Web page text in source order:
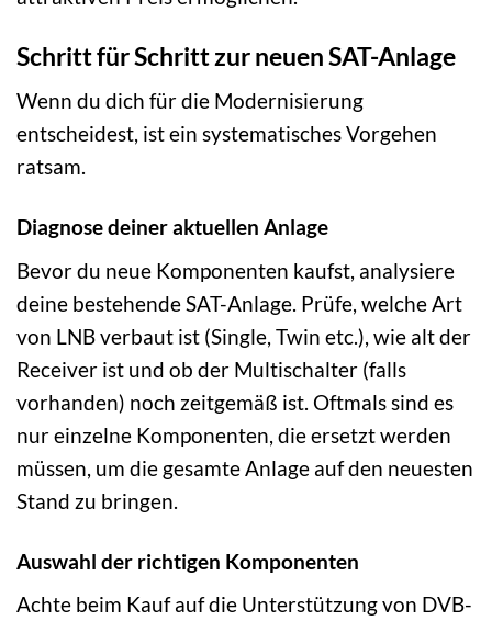
Schritt für Schritt zur neuen SAT-Anlage
Wenn du dich für die Modernisierung
entscheidest, ist ein systematisches Vorgehen
ratsam.
Diagnose deiner aktuellen Anlage
Bevor du neue Komponenten kaufst, analysiere
deine bestehende SAT-Anlage. Prüfe, welche Art
von LNB verbaut ist (Single, Twin etc.), wie alt der
Receiver ist und ob der Multischalter (falls
vorhanden) noch zeitgemäß ist. Oftmals sind es
nur einzelne Komponenten, die ersetzt werden
müssen, um die gesamte Anlage auf den neuesten
Stand zu bringen.
Auswahl der richtigen Komponenten
Achte beim Kauf auf die Unterstützung von DVB-